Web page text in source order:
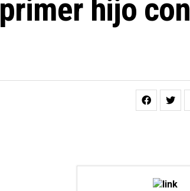
hijo con